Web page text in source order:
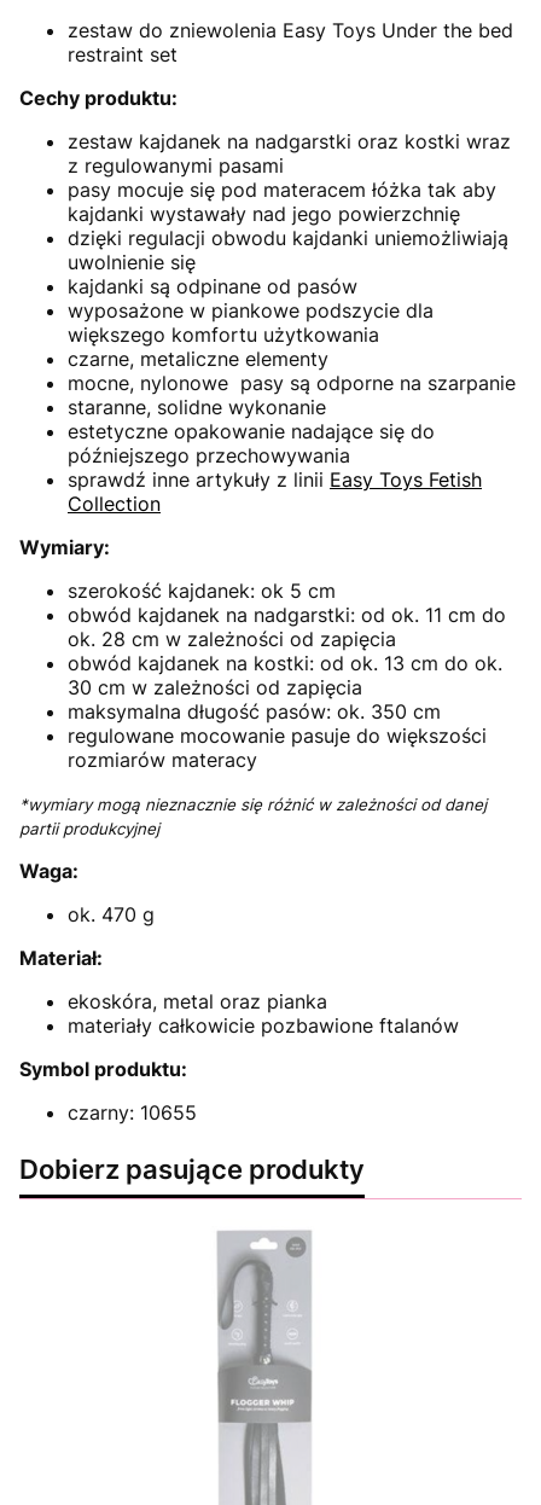
zestaw do zniewolenia Easy Toys Under the bed
restraint set
Cechy produktu:
zestaw kajdanek na nadgarstki oraz kostki wraz
z regulowanymi pasami
pasy mocuje się pod materacem łóżka tak aby
kajdanki wystawały nad jego powierzchnię
dzięki regulacji obwodu kajdanki uniemożliwiają
uwolnienie się
kajdanki są odpinane od pasów
wyposażone w piankowe podszycie dla
większego komfortu użytkowania
czarne, metaliczne elementy
mocne, nylonowe pasy są odporne na szarpanie
staranne, solidne wykonanie
estetyczne opakowanie nadające się do
późniejszego przechowywania
sprawdź inne artykuły z linii Easy Toys Fetish
Collection
Wymiary:
szerokość kajdanek: ok 5 cm
obwód kajdanek na nadgarstki: od ok. 11 cm do
ok. 28 cm w zależności od zapięcia
obwód kajdanek na kostki: od ok. 13 cm do ok.
30 cm w zależności od zapięcia
maksymalna długość pasów: ok. 350 cm
regulowane mocowanie pasuje do większości
rozmiarów materacy
*wymiary mogą nieznacznie się różnić w zależności od danej
partii produkcyjnej
Waga:
ok. 470 g
Materiał:
ekoskóra, metal oraz pianka
materiały całkowicie pozbawione ftalanów
Symbol produktu:
czarny: 10655
Dobierz pasujące produkty